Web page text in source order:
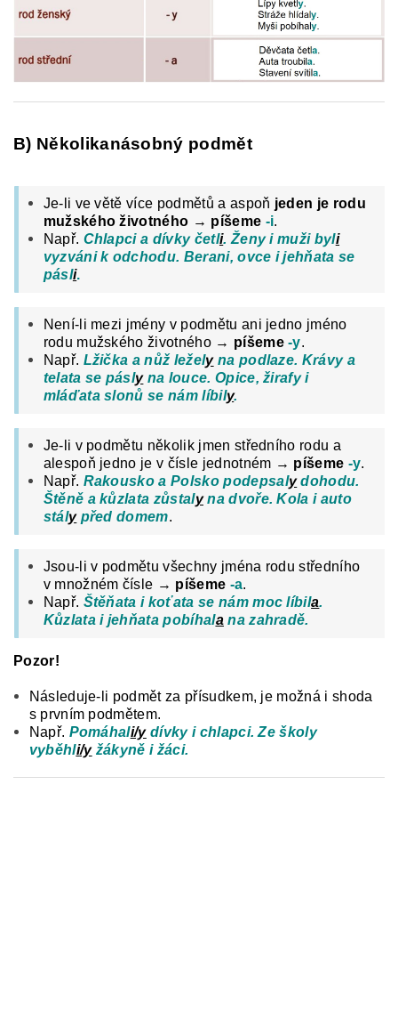
B) Několikanásobný podmět
Je-li ve větě více podmětů a aspoň jeden je rodu
mužského životného → píšeme -i.
Např. Chlapci a dívky četli. Ženy i muži byli
vyzváni k odchodu. Berani, ovce i jehňata se
pásli.
Není-li mezi jmény v podmětu ani jedno jméno
rodu mužského životného → píšeme -y.
Např. Lžička a nůž leželyna podlaze. Krávy a
telata se páslyna louce. Opice, žirafy i
mláďata slonů se nám líbily.
Je-li v podmětu několik jmen středního rodu a
alespoň jedno je v čísle jednotném → píšeme -y.
Např. Rakousko a Polsko podepsalydohodu.
Štěně a kůzlata zůstalyna dvoře. Kola i auto
stálypřed domem.
Jsou-li v podmětu všechny jména rodu středního
v množném čísle → píšeme -a.
Např. Štěňata i koťata se nám moc líbila.
Kůzlata i jehňata pobíhalana zahradě.
Pozor!
Následuje-li podmět za přísudkem, je možná i shoda
s prvním podmětem.
Např. Pomáhali/ydívky i chlapci. Ze školy
vyběhli/yžákyně i žáci.